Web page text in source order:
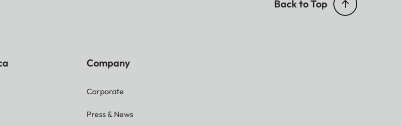
Back to Top
Company
Corporate
Press & News